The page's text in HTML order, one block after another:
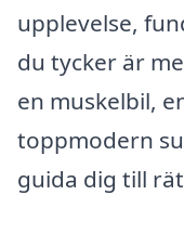
upplevelse,
du tycker är
en muskelbil,
toppmodern
guida dig till